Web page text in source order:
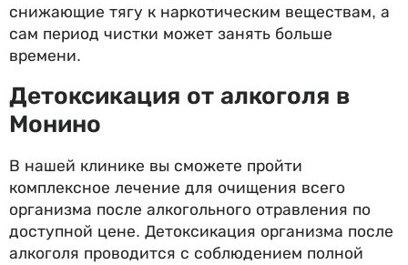
снижающие тягу к наркотическим веществам, а
сам период чистки может занять больше
времени.
Детоксикация от алкоголя в
Монино
В нашей клинике вы сможете пройти
комплексное лечение для очищения всего
организма после алкогольного отравления по
доступной цене. Детоксикация организма после
алкоголя проводится с соблюдением полной